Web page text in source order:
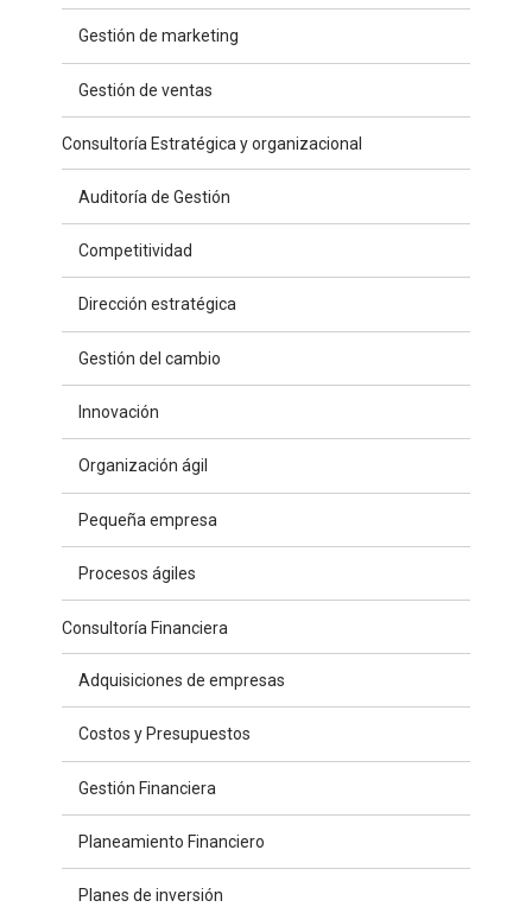
Gestión de marketing
Gestión de ventas
Consultoría Estratégica y organizacional
Auditoría de Gestión
Competitividad
Dirección estratégica
Gestión del cambio
Innovación
Organización ágil
Pequeña empresa
Procesos ágiles
Consultoría Financiera
Adquisiciones de empresas
Costos y Presupuestos
Gestión Financiera
Planeamiento Financiero
Planes de inversión